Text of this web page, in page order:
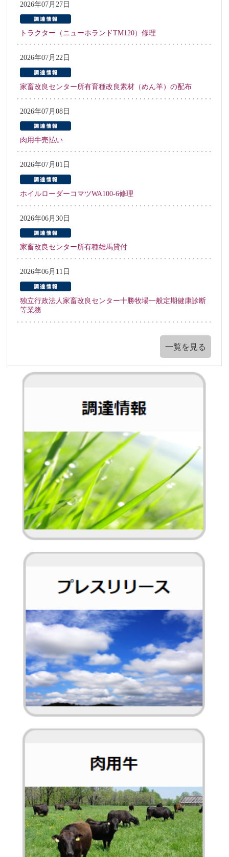
2026年07月27日
トラクター（ニューホランドTM120）修理
2026年07月22日
家畜改良センター所有育種改良素材（めん羊）の配布
2026年07月08日
肉用牛売払い
2026年07月01日
ホイルローダーコマツWA100-6修理
2026年06月30日
家畜改良センター所有種雄馬貸付
2026年06月11日
独立行政法人家畜改良センター十勝牧場一般定期健康診断
等業務
一覧を見る